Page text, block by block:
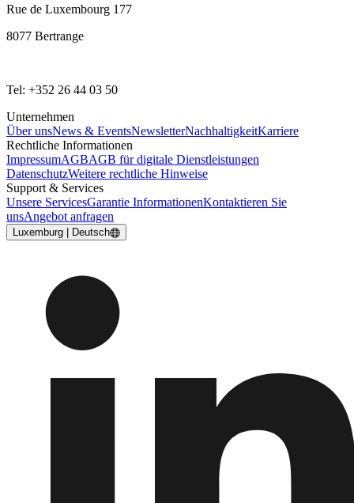
Rue de Luxembourg 177
8077 Bertrange
Tel: +352 26 44 03 50
Unternehmen
Über unsNews & EventsNewsletterNachhaltigkeitKarriere
Rechtliche Informationen
ImpressumAGBAGB für digitale Dienstleistungen
DatenschutzWeitere rechtliche Hinweise
Support & Services
Unsere ServicesGarantie InformationenKontaktieren Sie
unsAngebot anfragen
Luxemburg | Deutsch